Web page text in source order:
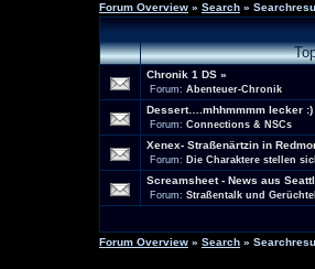
Forum Overview » Search »
Chronik 1 DS »
Forum: Abenteuer-Chronik
Dessert….mhhmmmm lecker :)
Forum: Connections & NSCs
Xenex- Straßenärtzin in
Forum: Die Charaktere stellen
Screamsheet - News aus
Forum: Straßentalk und
Forum Overview » Search »